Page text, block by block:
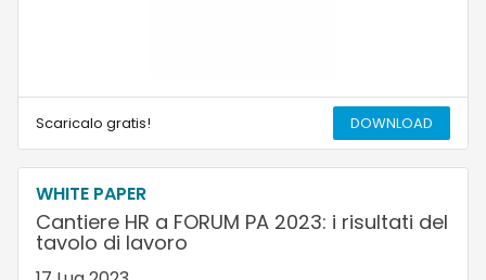
Scaricalo gratis! DOWNLOAD
WHITE PAPER
Cantiere HR a FORUM PA 2023: i risultati del
tavolo di lavoro